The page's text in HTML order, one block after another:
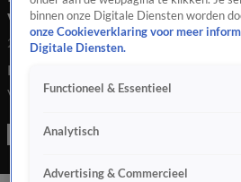
vrachtwagen op A4
23 mei 2026, 12:05
Een 45-jarige motorrijder uit
vrijdag op zaterdag om het leven
binnen onze Digitale Diensten worden
onze Cookieverklaring voor meer
Digitale Diensten.
Functioneel & Essentieel
Analytisch
Advertising & Commercieel